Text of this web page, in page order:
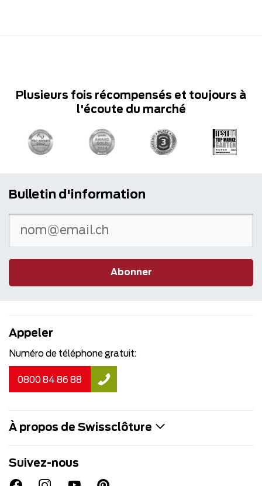
Plusieurs fois récompensés et toujours à
l'écoute du marché
Bulletin d'information
Abonner
Appeler
Numéro de téléphone gratuit:
0800 84 86 88
À propos de Swissclôture
Suivez-nous